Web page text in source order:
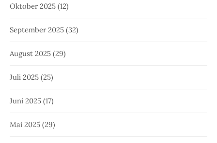
Oktober 2025 (12)
September 2025 (32)
August 2025 (29)
Juli 2025 (25)
Juni 2025 (17)
Mai 2025 (29)